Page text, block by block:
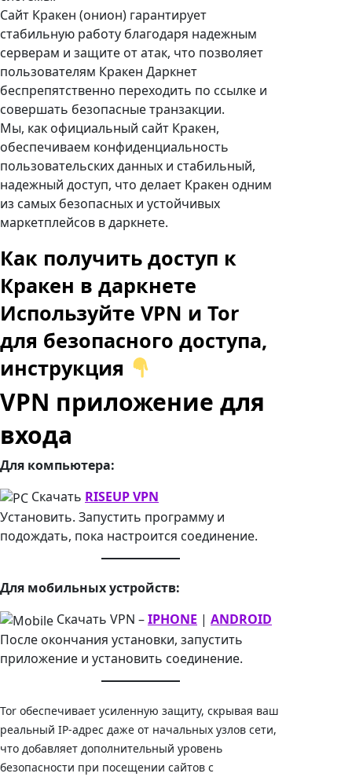
Сайт Кракен (онион) гарантирует
стабильную работу благодаря надежным
серверам и защите от атак, что позволяет
пользователям Кракен Даркнет
беспрепятственно переходить по ссылке и
совершать безопасные транзакции.
Мы, как официальный сайт Кракен,
обеспечиваем конфиденциальность
пользовательских данных и стабильный,
надежный доступ, что делает Кракен одним
из самых безопасных и устойчивых
маркетплейсов в даркнете.
Как получить доступ к
Кракен в даркнете
Используйте VPN и Tor
для безопасного доступа,
инструкция
VPN приложение для
входа
Для компьютера:
Скачать RISEUP VPN
Установить. Запустить программу и
подождать, пока настроится соединение.
Для мобильных устройств:
Скачать VPN –IPHONE | ANDROID
После окончания установки, запустить
приложение и установить соединение.
Tor обеспечивает усиленную защиту, скрывая ваш
реальный IP-адрес даже от начальных узлов сети,
что добавляет дополнительный уровень
безопасности при посещении сайтов с